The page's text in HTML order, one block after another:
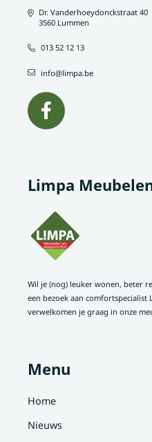
Limpa
Wil je (nog) leuker wonen, beter
een bezoek aan comfortspecialist
verwelkomen je graag in onze
Menu
Home
Nieuws
Dr. Vanderhoeydonckstraat 40
3560 Lummen
013 52 12 13
info@limpa.be